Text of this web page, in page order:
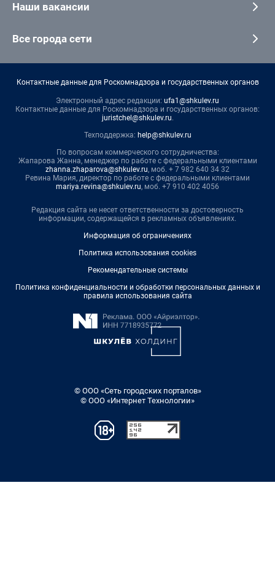
Наши вакансии
Все города сети
Контактные данные для Роскомнадзора и государственных органов
Электронный адрес редакции: ufa1@shkulev.ru
Контактные данные для Роскомнадзора и государственных органов:
juristchel@shkulev.ru.
Техподдержка: help@shkulev.ru
По вопросам коммерческого сотрудничества:
Жапарова Жанна, менеджер по работе с федеральными клиентами
zhanna.zhaparova@shkulev.ru, моб. + 7 982 640 34 32
Ревина Мария, директор по работе с федеральными клиентами
mariya.revina@shkulev.ru, моб. +7 910 402 4056
Редакция сайта не несет ответственности за достоверность
информации, содержащейся в рекламных объявлениях.
Информация об ограничениях
Политика использования cookies
Рекомендательные системы
Политика конфиденциальности и обработки персональных данных и
правила использования сайта
© ООО «Сеть городских порталов»
© ООО «Интернет Технологии»